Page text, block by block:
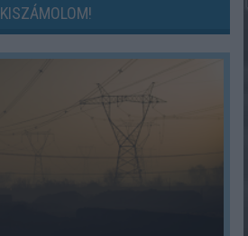
KISZÁMOLOM!